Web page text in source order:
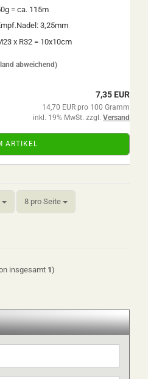
= ca. 115m
3,25mm
x R32 = 10x10cm
abweichend)
7,35 EUR
14,70 EUR pro 100 Gramm
inkl. 19% MwSt. zzgl. Versand
ARTIKEL
8 pro Seite
pro Seite
insgesamt 1)